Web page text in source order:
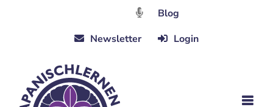
Blog
Newsletter
Login